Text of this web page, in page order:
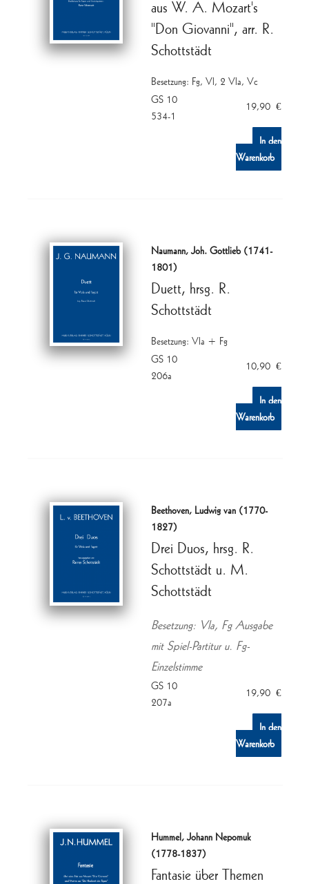
aus W. A. Mozart's
"Don Giovanni", arr. R.
Schottstädt
Besetzung: Fg, Vl, 2 Vla, Vc
GS 10
534-1
19,90 €
In den
Warenkorb
Naumann, Joh. Gottlieb (1741-
1801)
Duett, hrsg. R.
Schottstädt
Besetzung: Vla + Fg
GS 10
206a
10,90 €
In den
Warenkorb
Beethoven, Ludwig van (1770-
1827)
Drei Duos, hrsg. R.
Schottstädt u. M.
Schottstädt
Besetzung: Vla, Fg Ausgabe
mit Spiel-Partitur u. Fg-
Einzelstimme
GS 10
207a
19,90 €
In den
Warenkorb
Hummel, Johann Nepomuk
(1778-1837)
Fantasie über Themen